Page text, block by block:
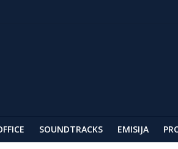
u Berlinu
SOUNDTRACKS EMISIJA